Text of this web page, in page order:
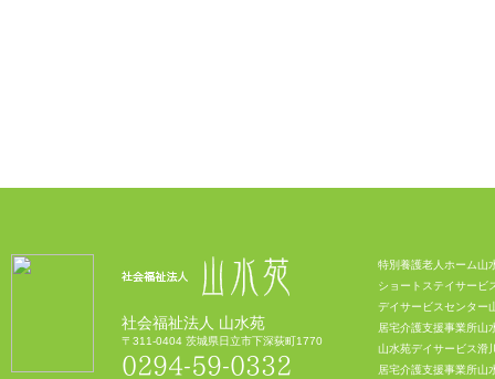
社会福祉法人 山水苑
〒311-0404 茨城県日立市下深荻町1770
0294-59-0332
特別養護老人ホーム山
ショートステイサービ
デイサービスセンター
居宅介護支援事業所山
山水苑デイサービス滑
居宅介護支援事業所山